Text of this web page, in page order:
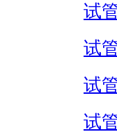
试
试
试
试